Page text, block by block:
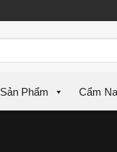
Sản Phẩm Cẩm